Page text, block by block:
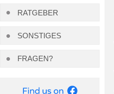
RATGEBER
SONSTIGES
FRAGEN?